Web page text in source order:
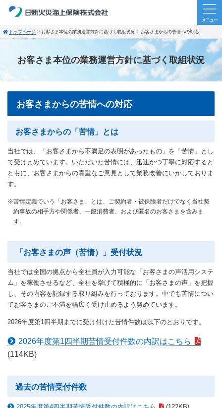
トップページ お客さま本位の業務運営方針に基づく取組状況 お客さまからの苦情への対応
お客さま本位の業務運営方針に基づく取組状況
お客さまからの苦情への対応
お客さまからの「苦情」とは
当社では、「お客さまから不満足の表明があったもの」を「苦情」とし
て受けとめています。いただいた苦情には、迅速かつ丁寧に対応すると
ともに、お客さまからの貴重なご意見として業務改善にいかしておりま
す。
※苦情定義でいう「お客さま」とは、ご契約者・被保険者だけでなく当社契
約事故の相手方や関係者、一般消費者、および匿名のお客さまを含みま
す。
「お客さまの声（苦情）」受付状況
当社では全国の拠点から全社員が入力可能な「お客さまの声活用システ
ム」を稼働させるなど、全社を挙げて積極的に「お客さまの声」を把握
し、その内容を記録する取り組みを行っております。中でも苦情につい
てお客さまのご不満を幅広く受け止めるよう努めています。
2026年度第1四半期までに受け付けた苦情件数は以下のとおりです。
2026年度第1四半期苦情受付件数の内訳はこちら
(114KB)
過去の苦情受付件数